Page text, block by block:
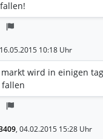
16.05.2015 10:18 Uhr
markt wird in einigen
fallen
, 04.02.2015 15:28 Uhr